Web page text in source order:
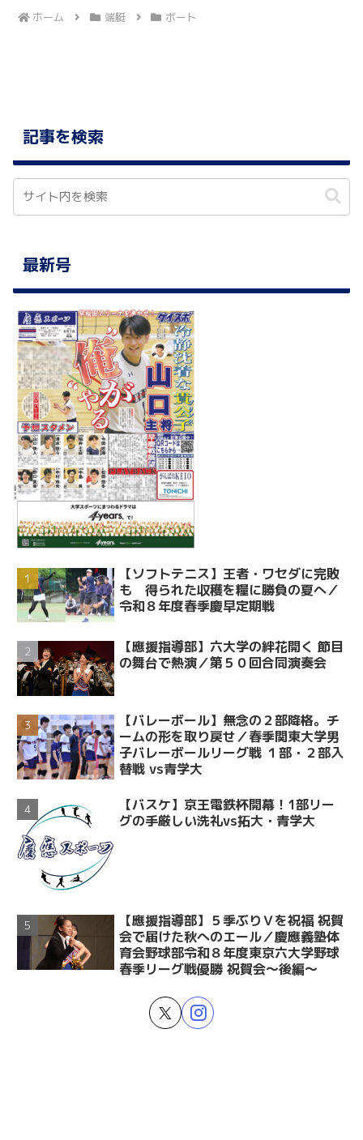
ホーム 端艇 ボート
記事を検索
最新号
【ソフトテニス】王者・ワセダに完敗
も 得られた収穫を糧に勝負の夏へ／
令和８年度春季慶早定期戦
【應援指導部】六大学の絆花開く 節目
の舞台で熱演／第５０回合同演奏会
【バレーボール】無念の２部降格。チ
ームの形を取り戻せ／春季関東大学男
子バレーボールリーグ戦 １部・２部入
替戦 vs青学大
【バスケ】京王電鉄杯開幕！1部リー
グの手厳しい洗礼vs拓大・青学大
【應援指導部】５季ぶりＶを祝福 祝賀
会で届けた秋へのエール／慶應義塾体
育会野球部令和８年度東京六大学野球
春季リーグ戦優勝 祝賀会～後編～